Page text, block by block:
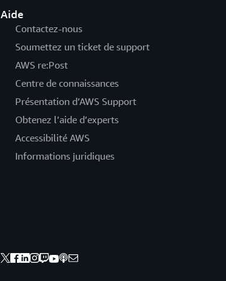
Aide
Contactez-nous
Soumettez un ticket de support
AWS re:Post
Centre de connaissances
Présentation d’AWS Support
Obtenez l’aide d’experts
Accessibilité AWS
Informations juridiques